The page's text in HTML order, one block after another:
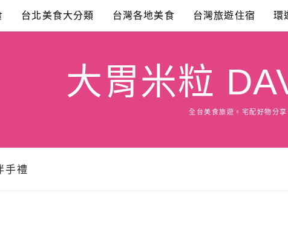
台北美食大分類 台灣各地美食 台灣旅遊住宿 環
大胃米粒
全台美食旅遊。宅配好物分
手禮